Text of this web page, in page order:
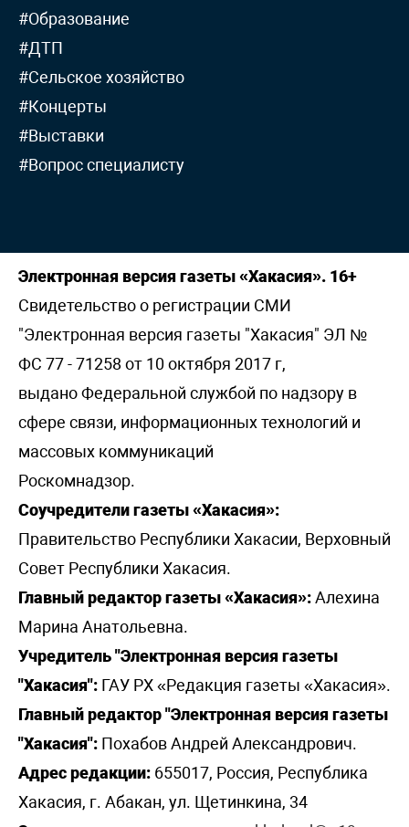
#Образование
#ДТП
#Сельское хозяйство
#Концерты
#Выставки
#Вопрос специалисту
Электронная версия газеты «Хакасия». 16+
Свидетельство о регистрации СМИ
"Электронная версия газеты "Хакасия" ЭЛ №
ФС 77 - 71258 от 10 октября 2017 г,
выдано Федеральной службой по надзору в
сфере связи, информационных технологий и
массовых коммуникаций
Роскомнадзор.
Соучредители газеты «Хакасия»:
Правительство Республики Хакасии, Верховный
Совет Республики Хакасия.
Главный редактор газеты «Хакасия»:Алехина
Марина Анатольевна.
Учредитель "Электронная версия газеты
"Хакасия": ГАУ РХ «Редакция газеты «Хакасия».
Главный редактор "Электронная версия газеты
"Хакасия": Похабов Андрей Александрович.
Адрес редакции: 655017, Россия, Республика
Хакасия, г. Абакан, ул. Щетинкина, 34